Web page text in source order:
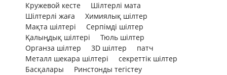
Кружевой кесте
Шілтерлі мата
Шілтерлі жаға
Химиялық шілтер
Мақта шілтері
Серпімді шілтер
Қалыңдық шілтері
Тюль шілтер
Органза шілтер
3D шілтер
патч
Металл шекара шілтері
секреттік шілтер
Басқалары
Ринстонды тегістеу